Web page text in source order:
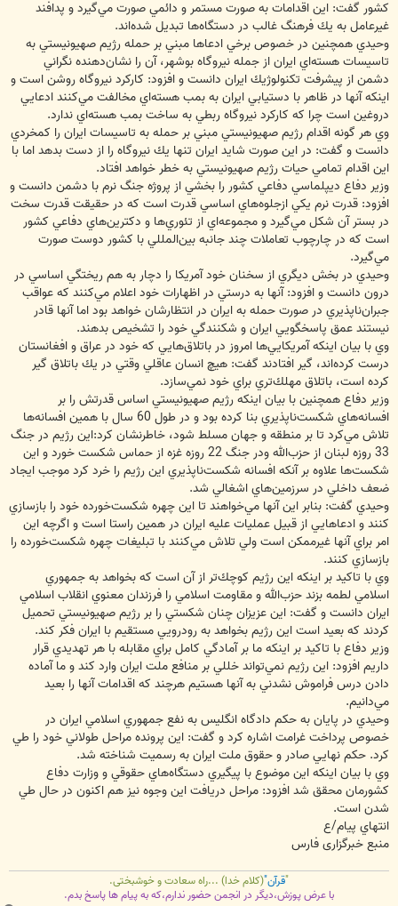
كشور گفت: اين اقدامات به صورت مستمر و دائمي صورت مي‌گيرد و پدافند
غيرعامل به يك فرهنگ غالب در دستگاه‌ها تبديل شده‌اند.
وحيدي همچنين در خصوص برخي ادعاها مبني بر حمله رژيم صهيونيستي به
تاسيسات هسته‌اي ايران از جمله نيروگاه بوشهر، آن را نشان‌دهنده نگراني
دشمن از پيشرفت تكنولوژيك ايران دانست و افزود: كاركرد نيروگاه روشن است و
اينكه آنها در ظاهر با دستيابي ايران به بمب هسته‌اي مخالفت مي‌كنند ادعايي
دروغين است چرا كه كاركرد نيروگاه ربطي به ساخت بمب هسته‌اي ندارد.
وي هر گونه اقدام رژيم صهيونيستي مبني بر حمله به تاسيسات ايران را كم‏خردي
دانست و گفت: در اين صورت شايد ايران تنها يك نيروگاه را از دست بدهد اما با
اين اقدام تمامي حيات رژيم صهيونيستي به خطر خواهد افتاد.
وزير دفاع ديپلماسي دفاعي كشور را بخشي از پروژه جنگ نرم با دشمن دانست و
افزود: قدرت نرم يكي ازجلوه‌هاي اساسي قدرت است كه در حقيقت قدرت سخت
در بستر آن شكل مي‌گيرد و مجموعه‌اي از تئوري‌ها و دكترين‌هاي دفاعي كشور
است كه در چارچوب تعاملات چند جانبه بين‌المللي با كشور دوست صورت
مي‌گيرد.
وحيدي در بخش ديگري از سخنان خود آمريكا را دچار به هم ريختگي اساسي در
درون دانست و افزود: آنها به درستي در اظهارات خود اعلام مي‌كنند كه عواقب
جبران‌ناپذيري در صورت حمله به ايران در انتظارشان خواهد بود اما آنها قادر
نيستند عمق پاسخگويي ايران و شكنندگي خود را تشخيص بدهند.
وي با بيان اينكه آمريكايي‌ها امروز در باتلاق‌هايي كه خود در عراق و افغانستان
درست كرده‌اند، گير افتادند گفت: هيچ انسان عاقلي وقتي در يك باتلاق گير
كرده است، باتلاق مهلك‌تري براي خود نمي‌سازد.
وزير دفاع همچنين با بيان اينكه رژيم صهيونيستي اساس قدرتش را بر
افسانه‌هاي شكست‌ناپذيري بنا كرده بود و در طول 60 سال با همين افسانه‌ها
تلاش مي‌كرد تا بر منطقه و جهان مسلط شود، خاطرنشان كرد:‌اين رژيم در جنگ
33 روزه لبنان از حزب‌الله ودر جنگ 22 روزه غزه از حماس شكست خورد و اين
شكست‌ها علاوه بر آنكه افسانه شكست‌ناپذيري اين رژيم را خرد كرد موجب ايجاد
ضعف داخلي در سرزمين‌هاي اشغالي شد.
وحيدي گفت: بنابر اين آنها مي‌خواهند تا اين چهره شكست‌خورده خود را بازسازي
كنند و ادعاهايي از قبيل عمليات عليه ايران در همين راستا است و اگرچه اين
امر براي آنها غيرممكن است ولي تلاش مي‌كنند با تبليغات چهره شكست‌خورده را
بازسازي كنند.
وي با تاكيد بر اينكه اين رژيم كوچك‌تر از آن است كه بخواهد به جمهوري
اسلامي لطمه بزند حزب‌الله و مقاومت اسلامي را فرزندان معنوي انقلاب اسلامي
ايران دانست و گفت: اين عزيزان چنان شكستي را بر رژيم صهيونيستي تحميل
كردند كه بعيد است اين رژيم بخواهد به رودرويي مستقيم با ايران فكر كند.
وزير دفاع با تاكيد بر اينكه ما بر آمادگي كامل براي مقابله با هر تهديدي قرار
داريم افزود: اين رژيم نمي‌تواند خللي بر منافع ملت ايران وارد كند و ما آماده
دادن درس فراموش نشدني به آنها هستيم هرچند كه اقدامات آنها را بعيد
مي‌دانيم.
وحيدي در پايان به حكم دادگاه انگليس به نفع جمهوري اسلامي ايران در
خصوص پرداخت غرامت اشاره كرد و گفت: اين پرونده مراحل طولاني خود را طي
كرد. حكم نهايي صادر و حقوق ملت ايران به رسميت شناخته شد.
وي با بيان اينكه اين موضوع با پيگيري دستگاه‌هاي حقوقي و وزارت دفاع
كشورمان محقق شد افزود: مراحل دريافت اين وجوه نيز هم اكنون در حال طي
شدن است.
انتهاي پيام/ع
منبع خبرگزاری فارس
"قرآن"(کلام خدا) ...راه سعادت و خوشبختی.
با عرض پوزش،دیگر در انجمن حضور ندارم،که به پیام ها پاسخ بدم.